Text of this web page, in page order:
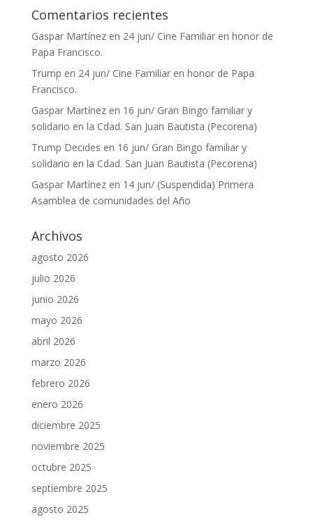
Comentarios recientes
Gaspar Martínezen 24 jun/ Cine Familiar en honor de
Papa Francisco.
Trump en 24 jun/ Cine Familiar en honor de Papa
Francisco.
Gaspar Martínezen 16 jun/ Gran Bingo familiar y
solidario en la Cdad. San Juan Bautista (Pecorena)
Trump Decides en 16 jun/ Gran Bingo familiar y
solidario en la Cdad. San Juan Bautista (Pecorena)
Gaspar Martínezen 14 jun/ (Suspendida) Primera
Asamblea de comunidades del Año
Archivos
agosto 2026
julio 2026
junio 2026
mayo 2026
abril 2026
marzo 2026
febrero 2026
enero 2026
diciembre 2025
noviembre 2025
octubre 2025
septiembre 2025
agosto 2025